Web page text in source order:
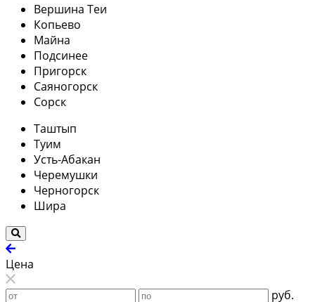
Вершина Теи
Копьево
Майна
Подсинее
Пригорск
Саяногорск
Сорск
Таштып
Туим
Усть-Абакан
Черемушки
Черногорск
Шира
Цена
руб.